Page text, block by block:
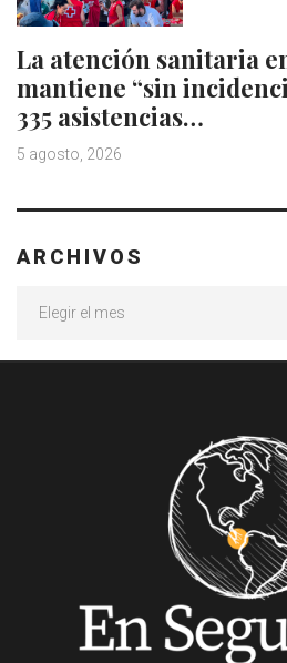
La atención sanitaria
mantiene “sin
335 asistencias…
5 agosto, 2026
ARCHIVOS